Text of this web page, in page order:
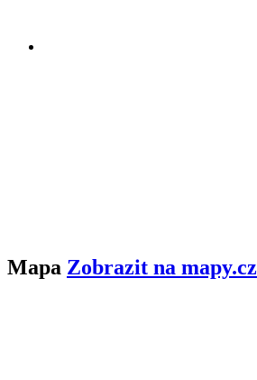
Mapa Zobrazit na mapy.cz